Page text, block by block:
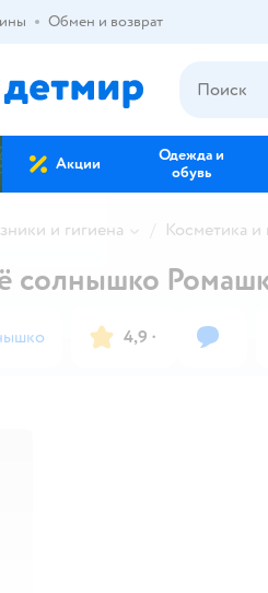
Обмен и возврат
Акции
Одежда и
обувь
и гигиена Косметика и
солнышко
4,9 ·